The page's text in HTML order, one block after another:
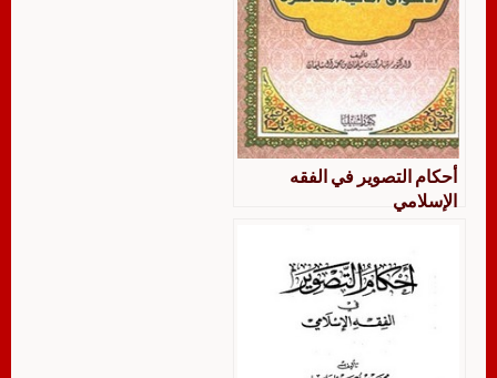
أحكام التصوير في الفقه
الإسلامي